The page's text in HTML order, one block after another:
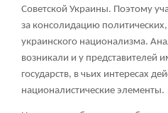
Советской Украины. Поэтому
за консолидацию
украинского национализма.
возникали и у представителей
государств, в чьих интересах
националистические элементы.